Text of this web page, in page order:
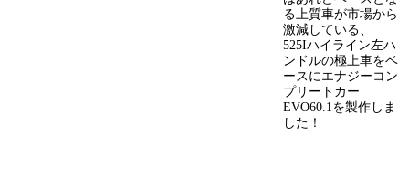
る上質車が市場から
激減している、
525Iハイライン左ハ
ンドルの極上車をベ
ースにエナジーコン
プリートカー
EVO60.1を製作しま
した！